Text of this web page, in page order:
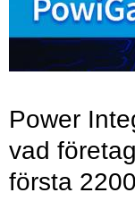
Power
vad
första